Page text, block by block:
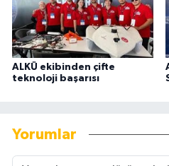
ALKÜ ekibinden çifte
teknoloji başarısı
Yorumlar